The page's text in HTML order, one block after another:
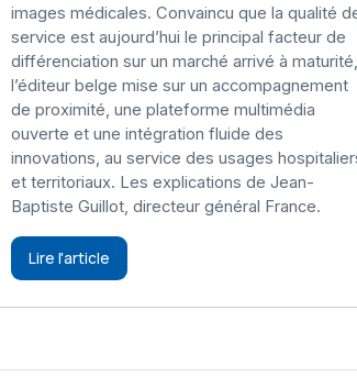
images médicales. Convaincu que la qualité
service est aujourd’hui le principal facteur de
différenciation sur un marché arrivé à maturité,
l’éditeur belge mise sur un accompagnement
de proximité, une plateforme multimédia
ouverte et une intégration fluide des
innovations, au service des usages
et territoriaux. Les explications de Jean-
Baptiste Guillot, directeur général France.
Lire l'article